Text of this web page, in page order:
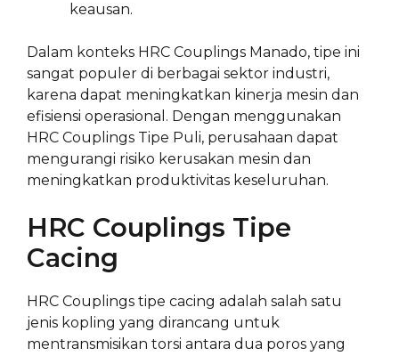
keausan.
Dalam konteks HRC Couplings Manado, tipe ini
sangat populer di berbagai sektor industri,
karena dapat meningkatkan kinerja mesin dan
efisiensi operasional. Dengan menggunakan
HRC Couplings Tipe Puli, perusahaan dapat
mengurangi risiko kerusakan mesin dan
meningkatkan produktivitas keseluruhan.
HRC Couplings Tipe
Cacing
HRC Couplings tipe cacing adalah salah satu
jenis kopling yang dirancang untuk
mentransmisikan torsi antara dua poros yang